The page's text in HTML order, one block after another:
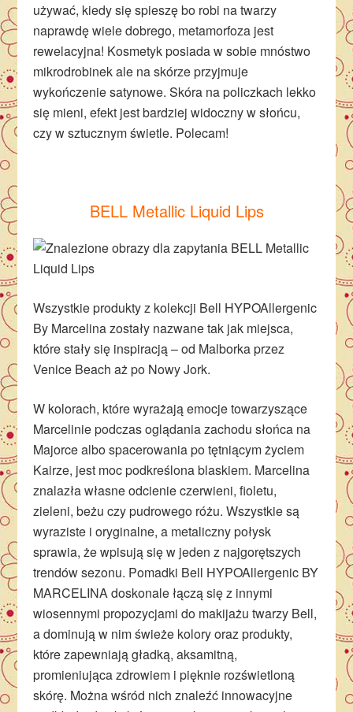
używać, kiedy się spieszę bo robi na twarzy
naprawdę wiele dobrego, metamorfoza jest
rewelacyjna! Kosmetyk posiada w sobie mnóstwo
mikrodrobinek ale na skórze przyjmuje
wykończenie satynowe. Skóra na policzkach lekko
się mieni, efekt jest bardziej widoczny w słońcu,
czy w sztucznym świetle. Polecam!
BELL Metallic Liquid Lips
Wszystkie produkty z kolekcji Bell HYPOAllergenic
By Marcelina zostały nazwane tak jak miejsca,
które stały się inspiracją – od Malborka przez
Venice Beach aż po Nowy Jork.
W kolorach, które wyrażają emocje towarzyszące
Marcelinie podczas oglądania zachodu słońca na
Majorce albo spacerowania po tętniącym życiem
Kairze, jest moc podkreślona blaskiem. Marcelina
znalazła własne odcienie czerwieni, fioletu,
zieleni, beżu czy pudrowego różu. Wszystkie są
wyraziste i oryginalne, a metaliczny połysk
sprawia, że wpisują się w jeden z najgorętszych
trendów sezonu. Pomadki Bell HYPOAllergenic BY
MARCELINA doskonale łączą się z innymi
wiosennymi propozycjami do makijażu twarzy Bell,
a dominują w nim świeże kolory oraz produkty,
które zapewniają gładką, aksamitną,
promieniująca zdrowiem i pięknie rozświetloną
skórę. Można wśród nich znaleźć innowacyjne